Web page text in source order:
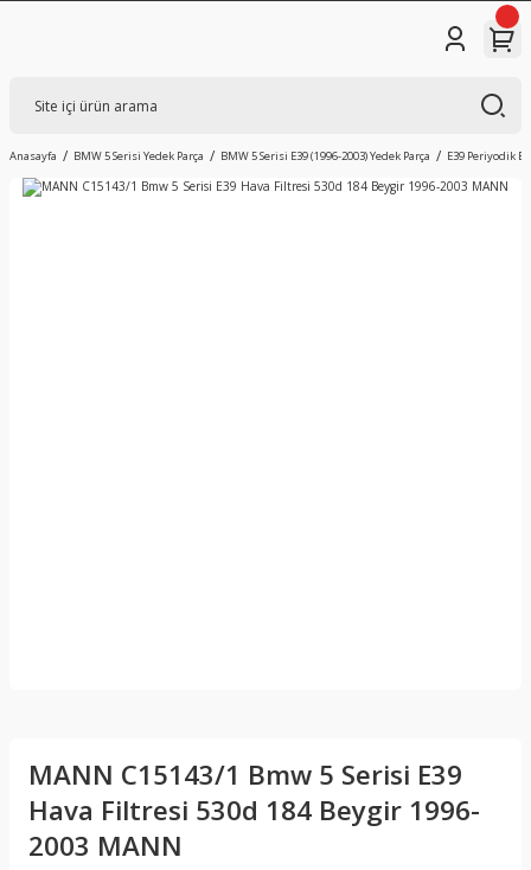
Anasayfa BMW 5 Serisi Yedek Parça BMW 5 Serisi E39 (1996-2003) Yedek Parça E39 Periyodik
MANN C15143/1 Bmw 5 Serisi E39
Hava Filtresi 530d 184 Beygir 1996-
2003 MANN